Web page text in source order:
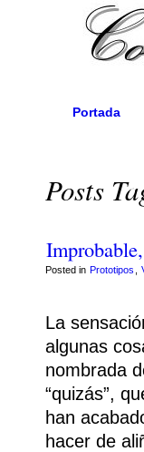
Portada
Posts
Posted in Prototipos
La
algunas
nombrada
“quizás”,
han
hacer de